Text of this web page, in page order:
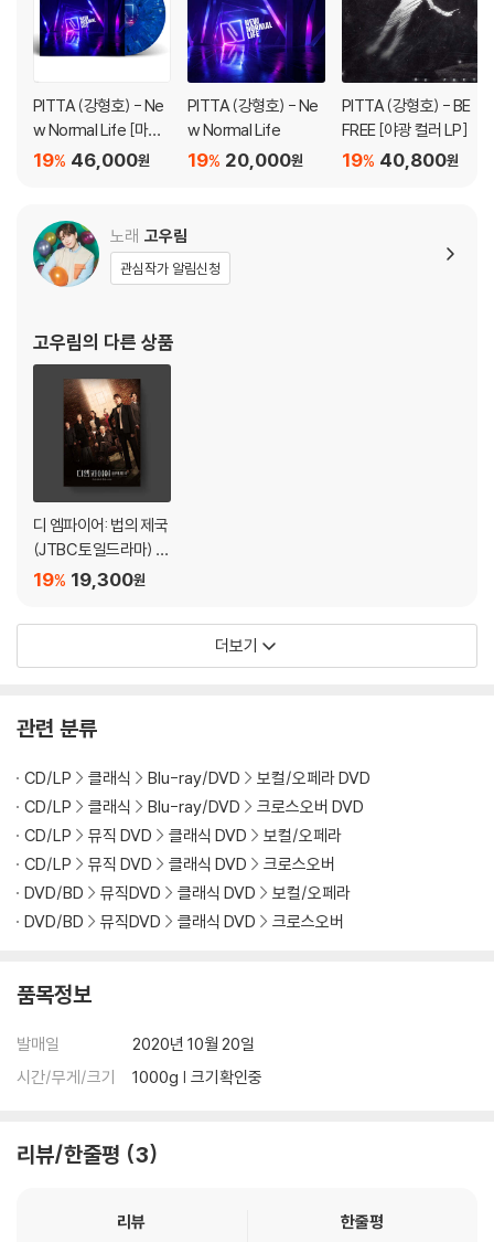
2) 정전기와 먼지로 인해 재생이 원활하지 않은 경우가 있습니다. 디스크
를 마른 천으로 닦으시거나, DVD 클리너 등 전용 제품을 이용하면 대부분
3) 일부 PC 연결형 ODD의 경우 호환 상의 문제로 정상적인 디스크도 재
생이 불가능한 경우가 있습니다. 독립형 전용 플레이어 사용을 권장드리
생할 수 있음을 알려드립니다.
※ 디스크 외관 불량
디스크에 미세한 잔 흠집이 남아있거나 인쇄 면이 깨끗하지 않은 경우가
있으며, 상품의 불량이 아닙니다. 단, 재생에 이상이 있는 경우에는 불량으
※ 교환/반품 안내
1) 불량으로 인한 교환/반품 요청 시에는 불량 확인을 위해 개봉 시의 동영
상을 요청할 수 있으며, 동영상이 없는 경우 교환/반품이 제한될 수 있습니
관련 사진과 동영상 및 재생 기기 모델명을 첨부하여 첨부하여 고객센터에
문의 바랍니다.
2) 사양 오인지, 오 구매, 변심 사유로의 반품은 제품 개봉 전에만 운임비
부담 후 처리 가능합니다.
3) 스틸북 한정판, 초회 한정판의 경우 제작 수량이 한정되어 있고, 택배
택을 부탁드립니다.
4) 한정판 상품의 변심, 오구매로 인한 반품은 회송된 상품의 상태 확인 후
PITTA (강형호) - Ne
w Normal Life [마블
컬러 LP]46,000원
19%
PITTA (강형호) - Ne
w Normal Life
20,000원
19%
PITTA (강형호) - BE
FREE [야광 컬러 LP]
40,800원
19%
노래 고우림
관심작가 알림신청
고우림의 다른 상품
디 엠파이어: 법의 제국
(JTBC 토일드라마) O
ST
19,300원
19%
더보기
관련 분류
CD/LP 클래식 Blu-ray/DVD
보컬/오페라 DVD
CD/LP
클래식 Blu-ray/DVD
크로스오버 DVD
CD/LP
뮤직 DVD 클래식 DVD
보컬/오페라
CD/LP
뮤직 DVD 클래식 DVD
크로스오버
DVD/BD
뮤직DVD 클래식 DVD
보컬/오페라
DVD/BD
뮤직DVD 클래식 DVD 크로스오버
품목정보
발매일
2020년 10월 20일
시간/무게/크기
1000g | 크기확인중
리뷰/한줄평 3
리뷰
한줄평